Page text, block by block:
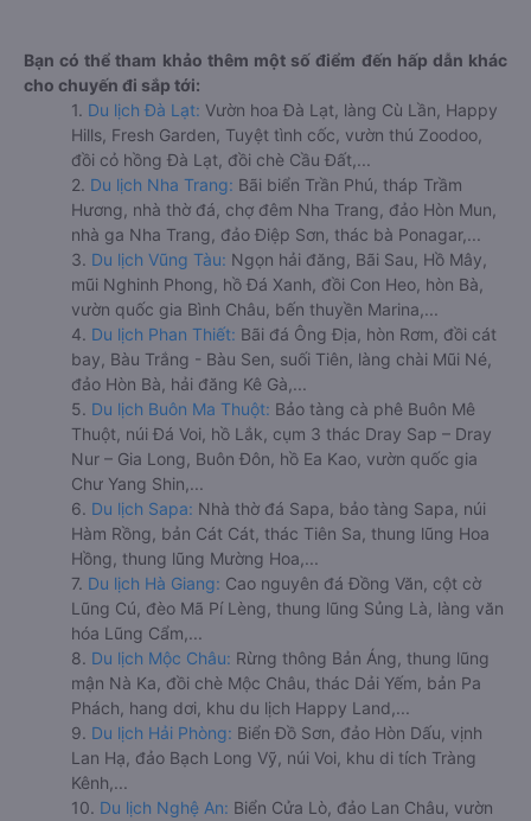
Bạn có thể tham khảo thêm một số điểm đến hấp dẫn khác
cho chuyến đi sắp tới:
1. Du lịch Đà Lạt: Vườn hoa Đà Lạt, làng Cù Lần, Happy
Hills, Fresh Garden, Tuyệt tình cốc, vườn thú Zoodoo,
đồi cỏ hồng Đà Lạt, đồi chè Cầu Đất,...
2. Du lịch Nha Trang: Bãi biển Trần Phú, tháp Trầm
Hương, nhà thờ đá, chợ đêm Nha Trang, đảo Hòn Mun,
nhà ga Nha Trang, đảo Điệp Sơn, thác bà Ponagar,...
3. Du lịch Vũng Tàu: Ngọn hải đăng, Bãi Sau, Hồ Mây,
mũi Nghinh Phong, hồ Đá Xanh, đồi Con Heo, hòn Bà,
vườn quốc gia Bình Châu, bến thuyền Marina,...
4. Du lịch Phan Thiết: Bãi đá Ông Địa, hòn Rơm, đồi cát
bay, Bàu Trắng - Bàu Sen, suối Tiên, làng chài Mũi Né,
đảo Hòn Bà, hải đăng Kê Gà,...
5. Du lịch Buôn Ma Thuột: Bảo tàng cà phê Buôn Mê
Thuột, núi Đá Voi, hồ Lắk, cụm 3 thác Dray Sap – Dray
Nur – Gia Long, Buôn Đôn, hồ Ea Kao, vườn quốc gia
Chư Yang Shin,...
6. Du lịch Sapa: Nhà thờ đá Sapa, bảo tàng Sapa, núi
Hàm Rồng, bản Cát Cát, thác Tiên Sa, thung lũng Hoa
Hồng, thung lũng Mường Hoa,...
7. Du lịch Hà Giang: Cao nguyên đá Đồng Văn, cột cờ
Lũng Cú, đèo Mã Pí Lèng, thung lũng Sủng Là, làng văn
hóa Lũng Cẩm,...
8. Du lịch Mộc Châu: Rừng thông Bản Áng, thung lũng
mận Nà Ka, đồi chè Mộc Châu, thác Dải Yếm, bản Pa
Phách, hang dơi, khu du lịch Happy Land,...
9. Du lịch Hải Phòng: Biển Đồ Sơn, đảo Hòn Dấu, vịnh
Lan Hạ, đảo Bạch Long Vỹ, núi Voi, khu di tích Tràng
Kênh,...
10. Du lịch Nghệ An: Biển Cửa Lò, đảo Lan Châu, vườn